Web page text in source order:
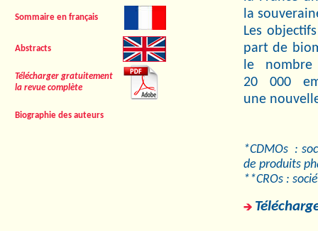
Sommaire en français
Abstracts
Télécharger gratuitement
la revue complète
Biographie des auteurs
la
Les
part de
le
20 000
une
*CDMOs :
de produits
**CROs :